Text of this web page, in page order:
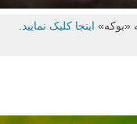
به شکل دایره است. اما